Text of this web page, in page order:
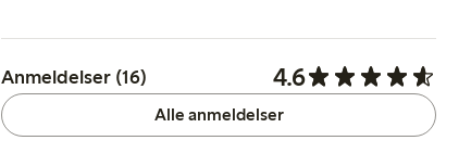
Anmeldelser (16) 4.6
Alle anmeldelser